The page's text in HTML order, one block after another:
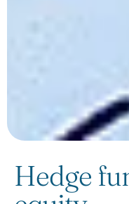
Hedge